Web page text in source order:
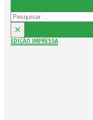
Pesquisar
×
EDIÇÃO IMPRESSA